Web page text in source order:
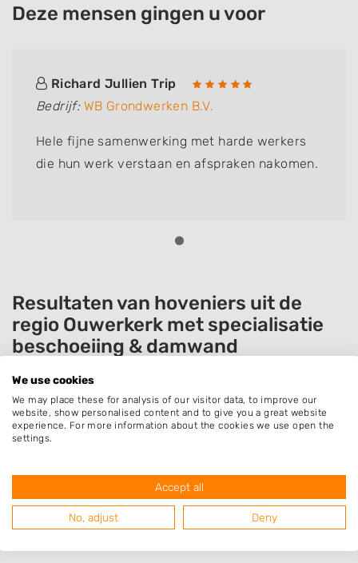
Deze mensen gingen u voor
Richard Jullien Trip
Bedrijf: WB Grondwerken B.V.
Hele fijne samenwerking met harde werkers
die hun werk verstaan en afspraken nakomen.
Resultaten van hoveniers uit de
regio Ouwerkerk met specialisatie
beschoeiing & damwand
We use cookies
We may place these for analysis of our visitor data, to improve our
website, show personalised content and to give you a great website
experience. For more information about the cookies we use open the
settings.
Accept all
No, adjust Deny